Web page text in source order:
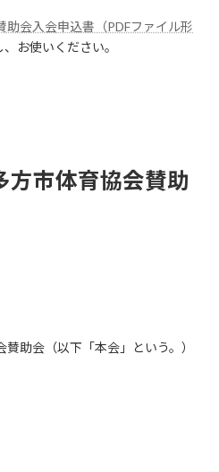
助会入会申込書（PDFファイル形
お使いください。
方市体育協会賛助
助会（以下「本会」という。）